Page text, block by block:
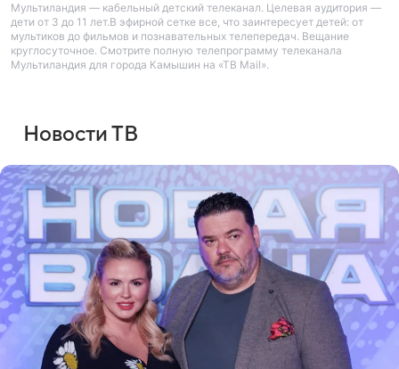
Мультиландия — кабельный детский телеканал. Целевая аудитория —
дети от 3 до 11 лет.В эфирной сетке все, что заинтересует детей: от
мультиков до фильмов и познавательных телепередач. Вещание
круглосуточное. Смотрите полную телепрограмму телеканала
Мультиландия для города Камышин на «ТВ Mail».
Новости ТВ